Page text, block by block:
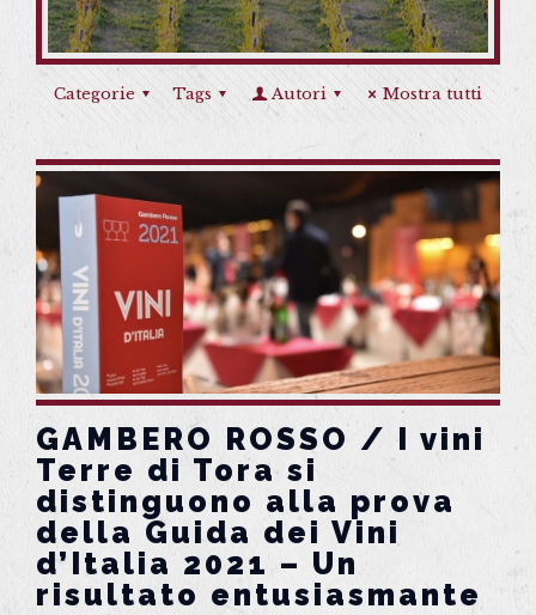
Categorie Tags Autori Mostra tutti
GAMBERO ROSSO / I vini
Terre di Tora si
distinguono alla prova
della Guida dei Vini
d’Italia 2021 – Un
risultato entusiasmante